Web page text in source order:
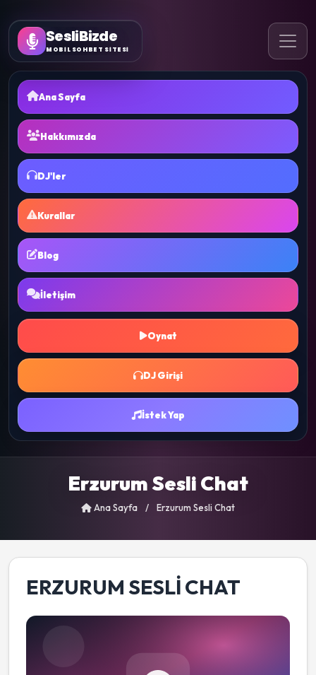
SesliBizde
MOBİL SOHBET SİTESİ
Ana Sayfa
Hakkımızda
DJ'ler
Kurallar
Blog
İletişim
Oynat
DJ Girişi
İstek Yap
Erzurum Sesli Chat
Ana Sayfa / Erzurum Sesli Chat
ERZURUM SESLI CHAT